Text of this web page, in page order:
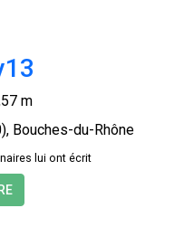
m
Bouches-du-Rhône
lui ont écrit